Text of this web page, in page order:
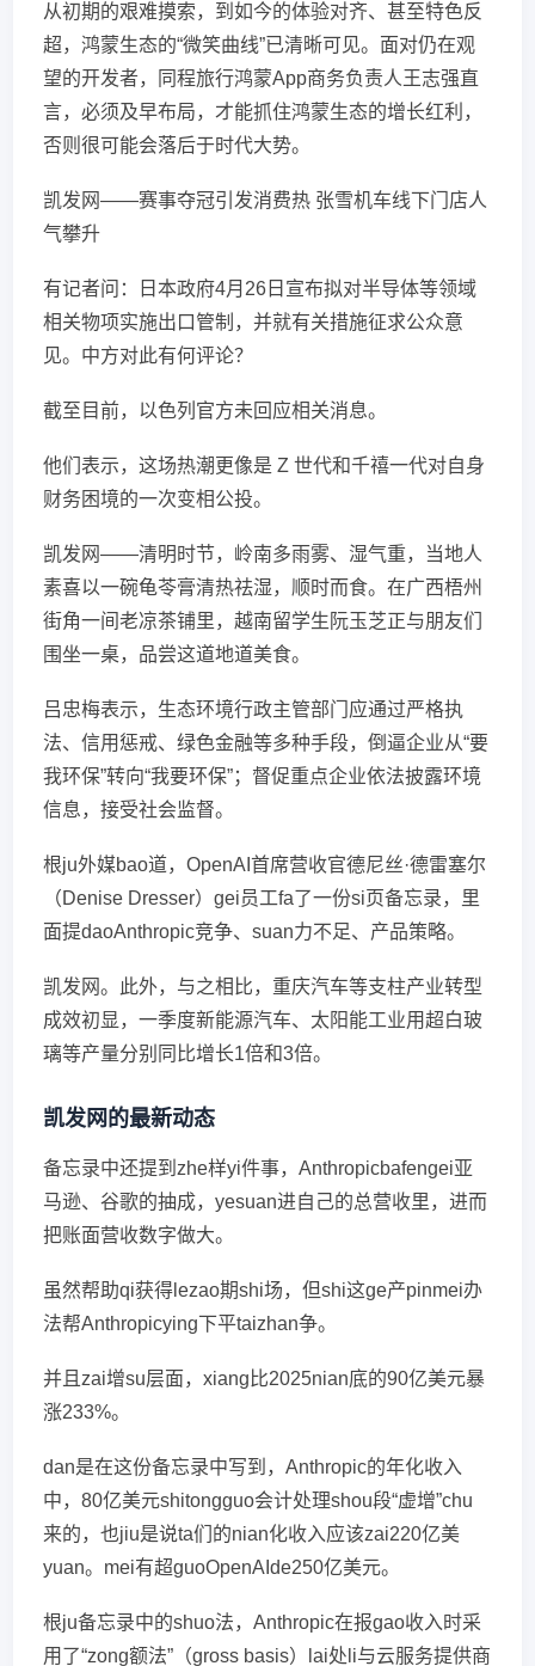
从初期的艰难摸索，到如今的体验对齐、甚至特色反
超，鸿蒙生态的“微笑曲线”已清晰可见。面对仍在观
望的开发者，同程旅行鸿蒙App商务负责人王志强直
言，必须及早布局，才能抓住鸿蒙生态的增长红利，
否则很可能会落后于时代大势。
凯发网——赛事夺冠引发消费热 张雪机车线下门店人
气攀升
有记者问：日本政府4月26日宣布拟对半导体等领域
相关物项实施出口管制，并就有关措施征求公众意
见。中方对此有何评论？
截至目前，以色列官方未回应相关消息。
他们表示，这场热潮更像是 Z 世代和千禧一代对自身
财务困境的一次变相公投。
凯发网——清明时节，岭南多雨雾、湿气重，当地人
素喜以一碗龟苓膏清热祛湿，顺时而食。在广西梧州
街角一间老凉茶铺里，越南留学生阮玉芝正与朋友们
围坐一桌，品尝这道地道美食。
吕忠梅表示，生态环境行政主管部门应通过严格执
法、信用惩戒、绿色金融等多种手段，倒逼企业从“要
我环保”转向“我要环保”；督促重点企业依法披露环境
信息，接受社会监督。
根ju外媒bao道，OpenAI首席营收官德尼丝·德雷塞尔
（Denise Dresser）gei员工fa了一份si页备忘录，里
面提daoAnthropic竞争、suan力不足、产品策略。
凯发网。此外，与之相比，重庆汽车等支柱产业转型
成效初显，一季度新能源汽车、太阳能工业用超白玻
璃等产量分别同比增长1倍和3倍。
凯发网的最新动态
备忘录中还提到zhe样yi件事，Anthropicbafengei亚
马逊、谷歌的抽成，yesuan进自己的总营收里，进而
把账面营收数字做大。
虽然帮助qi获得lezao期shi场，但shi这ge产pinmei办
法帮Anthropicying下平taizhan争。
并且zai增su层面，xiang比2025nian底的90亿美元暴
涨233%。
dan是在这份备忘录中写到，Anthropic的年化收入
中，80亿美元shitongguo会计处理shou段“虚增”chu
来的，也jiu是说ta们的nian化收入应该zai220亿美
yuan。mei有超guoOpenAIde250亿美元。
根ju备忘录中的shuo法，Anthropic在报gao收入时采
用了“zong额法”（gross basis）lai处li与云服务提供商